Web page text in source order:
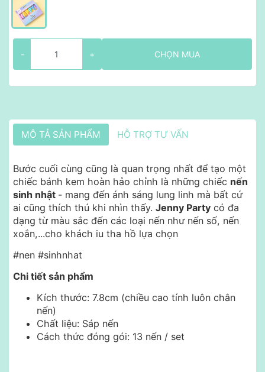
- + CHỌN MUA
MÔ TẢ SẢN PHẨM HỖ TRỢ TƯ VẤN
Bước cuối cùng cũng là quan trọng nhất để tạo một
chiếc bánh kem hoàn hảo chỉnh là những chiếc nến
sinh nhật - mang đến ánh sáng lung linh mà bất cứ
ai cũng thích thú khi nhìn thấy. Jenny Party có đa
dạng từ màu sắc đến các loại nến như nến số, nến
xoắn,...cho khách iu tha hồ lựa chọn
#nen #sinhnhat
Chi tiết sản phẩm
Kích thước: 7.8cm (chiều cao tính luôn chân
nến)
Chất liệu: Sáp nến
Cách thức đóng gói: 13 nến / set